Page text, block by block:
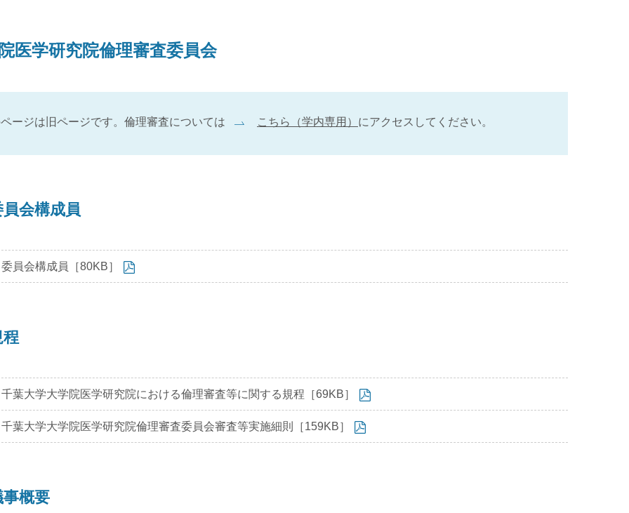
医学研究院倫理審査委員会
ージは旧ページです。倫理審査については こちら（学内専用） にアクセスしてください。
員会構成員
委員会構成員［80KB］
程
千葉大学大学院医学研究院における倫理審査等に関する規程［69KB］
千葉大学大学院医学研究院倫理審査委員会審査等実施細則［159KB］
事概要